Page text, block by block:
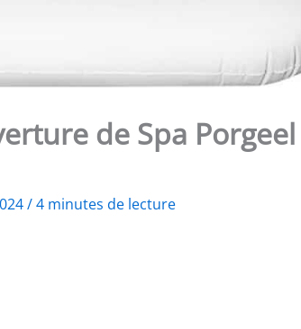
de Spa Porgeel
/4 minutes de lecture